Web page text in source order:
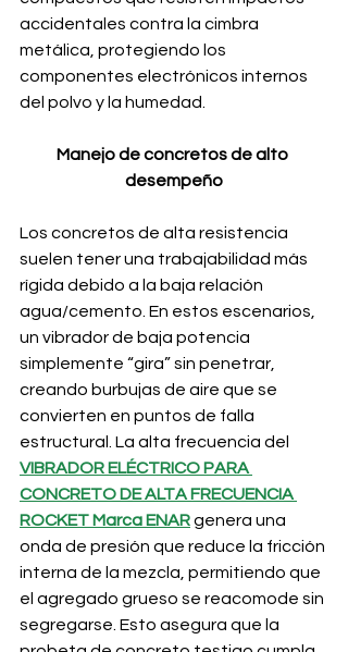
accidentales contra la cimbra
metálica, protegiendo los
componentes electrónicos internos
del polvo y la humedad.
Manejo de concretos de alto
desempeño
Los concretos de alta resistencia
suelen tener una trabajabilidad más
rígida debido a la baja relación
agua/cemento. En estos escenarios,
un vibrador de baja potencia
simplemente “gira” sin penetrar,
creando burbujas de aire que se
convierten en puntos de falla
estructural. La alta frecuencia del
VIBRADOR ELÉCTRICO PARA
CONCRETO DE ALTA FRECUENCIA
ROCKET Marca ENAR genera una
onda de presión que reduce la fricción
interna de la mezcla, permitiendo que
el agregado grueso se reacomode sin
segregarse. Esto asegura que la